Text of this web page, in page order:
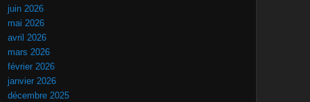
juin 2026
mai 2026
avril 2026
mars 2026
février 2026
janvier 2026
décembre 2025